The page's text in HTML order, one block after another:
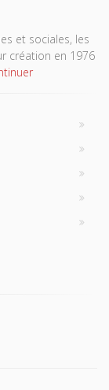
et sociales, les
création en 1976